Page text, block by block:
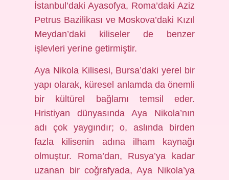
İstanbul’daki Ayasofya, Roma’daki Aziz
Petrus Bazilikası ve Moskova’daki Kızıl
Meydan’daki kiliseler de benzer
işlevleri yerine getirmiştir.
Aya Nikola Kilisesi, Bursa’daki yerel bir
yapı olarak, küresel anlamda da önemli
bir kültürel bağlamı temsil eder.
Hristiyan dünyasında Aya Nikola’nın
adı çok yaygındır; o, aslında birden
fazla kilisenin adına ilham kaynağı
olmuştur. Roma’dan, Rusya’ya kadar
uzanan bir coğrafyada, Aya Nikola’ya